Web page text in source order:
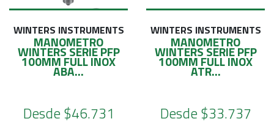
WINTERS INSTRUMENTS
MANOMETRO
WINTERS SERIE PFP
100MM FULL INOX
ABA...
Desde$46.731
WINTERS INSTRUMENTS
MANOMETRO
WINTERS SERIE PFP
100MM FULL INOX
ATR...
Desde$33.737